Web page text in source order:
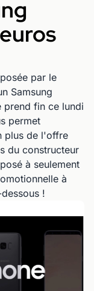
par le
Samsung
prend fin ce lundi
permet
plus de l'offre
du constructeur
à seulement
à
!